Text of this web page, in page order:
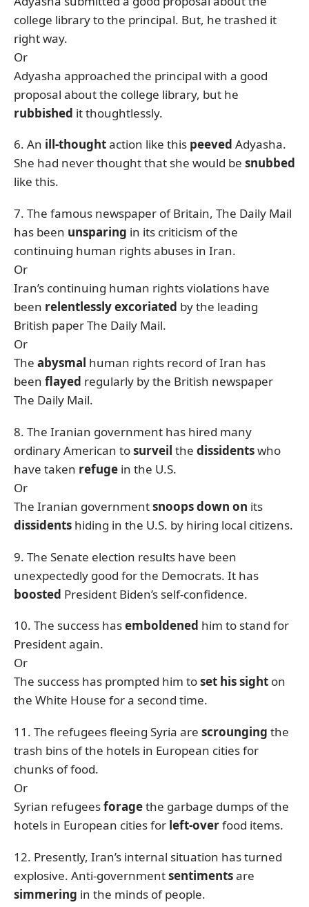
college library to the principal. But, he trashed it
right way.
Or
Adyasha approached the principal with a good
proposal about the college library, but he
rubbished it thoughtlessly.
6. An ill-thoughtaction like this peeved Adyasha.
She had never thought that she would be snubbed
like this.
7. The famous newspaper of Britain, The Daily Mail
has been unsparing in its criticism of the
continuing human rights abuses in Iran.
Or
Iran’s continuing human rights violations have
been relentlessly excoriated by the leading
British paper The Daily Mail.
Or
The abysmal human rights record of Iran has
been flayed regularly by the British newspaper
The Daily Mail.
8. The Iranian government has hired many
ordinary American tosurveil the dissidentswho
have taken refuge in the U.S.
Or
The Iranian governmentsnoops down on its
dissidents hiding in the U.S. by hiring local citizens.
9. The Senate election results have been
unexpectedly good for the Democrats. It has
boosted President Biden’s self-confidence.
10. The success hasemboldened him to stand for
President again.
Or
The success has prompted him toset his sight on
the White House for a second time.
11. The refugees fleeing Syria are scrounging the
trash bins of the hotels in European cities for
chunks of food.
Or
Syrian refugeesforagethe garbage dumps of the
hotels in European cities for left-overfood items.
12. Presently, Iran’s internal situation has turned
explosive. Anti-governmentsentimentsare
simmering in the minds of people.